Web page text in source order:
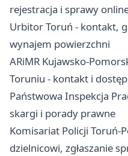
rejestracja i sprawy
Urbitor Toruń - kontakt,
wynajem powierzchni
ARiMR Kujawsko-
Toruniu - kontakt i
Państwowa Inspekcja
skargi i porady prawne
Komisariat Policji Toruń-
dzielnicowi, zgłaszanie